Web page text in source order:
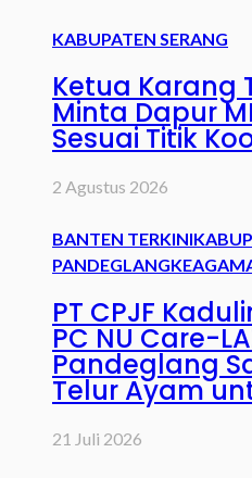
KABUPATEN SERANG
Ketua Karang
Minta Dapur
Sesuai Titik
2 Agustus 2026
BANTEN TERKINI
PANDEGLANG
PT CPJF
PC NU Care-
Pandeglang
Telur Ayam
21 Juli 2026